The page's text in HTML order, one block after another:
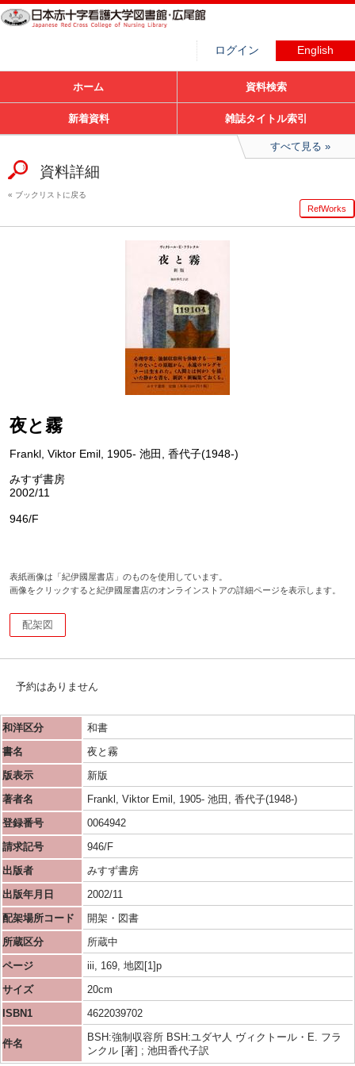
ログイン English
ホーム 資料検索
新着資料 雑誌タイトル索引
すべて見る
資料詳細
ブックリストに戻る
RefWorks
夜と霧
Frankl, Viktor Emil, 1905- 池田, 香代子(1948-)
みすず書房
2002/11
946/F
表紙画像は「紀伊國屋書店」のものを使用しています。
画像をクリックすると紀伊國屋書店のオンラインストアの詳細ページを表示します。
配架図
予約はありません
和洋区分
和書
書名
夜と霧
版表示
新版
著者名
Frankl, Viktor Emil, 1905- 池田, 香代子(1948-)
登録番号
0064942
請求記号
946/F
出版者
みすず書房
出版年月日
2002/11
配架場所コード
開架・図書
所蔵区分
所蔵中
ページ
iii, 169, 地図[1]p
サイズ
20cm
ISBN1
4622039702
件名
BSH:強制収容所 BSH:ユダヤ人 ヴィクトール・E. フラ
ンクル [著] ; 池田香代子訳